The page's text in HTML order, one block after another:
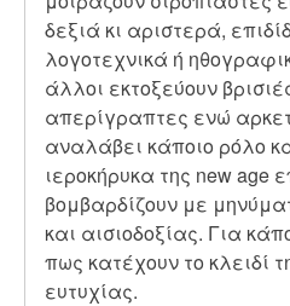
δεξιά κι αριστερά,
λογοτεχνικά ή
άλλοι εκτοξεύουν
απερίγραπτες ενώ
αναλάβει κάποιο ρόλο
ιεροκήρυκα της new age
βομβαρδίζουν με
και αισιοδοξίας. Για
πως κατέχουν το κλειδί
ευτυχίας.